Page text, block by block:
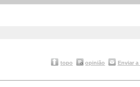
topo opinião Enviar